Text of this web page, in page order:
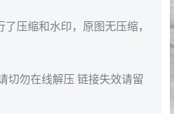
压缩和水印，原图无压缩，
切勿在线解压 链接失效请留